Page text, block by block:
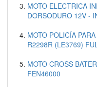
MOTO ELECTRICA
DORSODURO 12V -
MOTO POLICÍA
R2298R (LE3769)
MOTO CROSS
FEN46000